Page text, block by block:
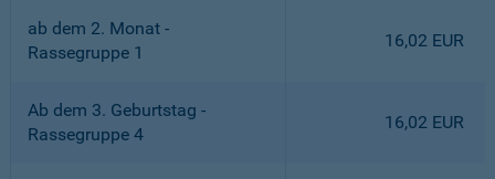
ab dem 2. Monat -
Rassegruppe 1
16,02 EUR
Ab dem 3. Geburtstag -
Rassegruppe 4
16,02 EUR